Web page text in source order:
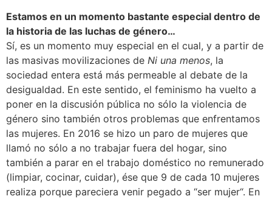
Estamos en un momento bastante especial dentro de
la historia de las luchas de género…
Sí, es un momento muy especial en el cual, y a partir de
las masivas movilizaciones de Ni una menos, la
sociedad entera está más permeable al debate de la
desigualdad. En este sentido, el feminismo ha vuelto a
poner en la discusión pública no sólo la violencia de
género sino también otros problemas que enfrentamos
las mujeres. En 2016 se hizo un paro de mujeres que
llamó no sólo a no trabajar fuera del hogar, sino
también a parar en el trabajo doméstico no remunerado
(limpiar, cocinar, cuidar), ése que 9 de cada 10 mujeres
realiza porque pareciera venir pegado a “ser mujer“. En